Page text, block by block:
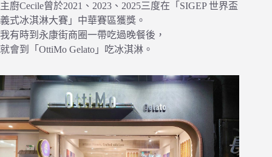
主廚Cecile曾於2021、2023、2025三度在「SIGEP 世界盃
義式冰淇淋大賽」中華賽區獲獎。
我有時到永康街商圈一帶吃過晚餐後，
就會到「OttiMo Gelato」吃冰淇淋。